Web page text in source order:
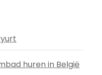
huren in België